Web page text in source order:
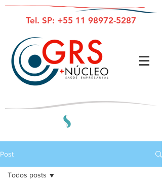
Tel. SP: +55 11 98972-5287
Post
Todos posts